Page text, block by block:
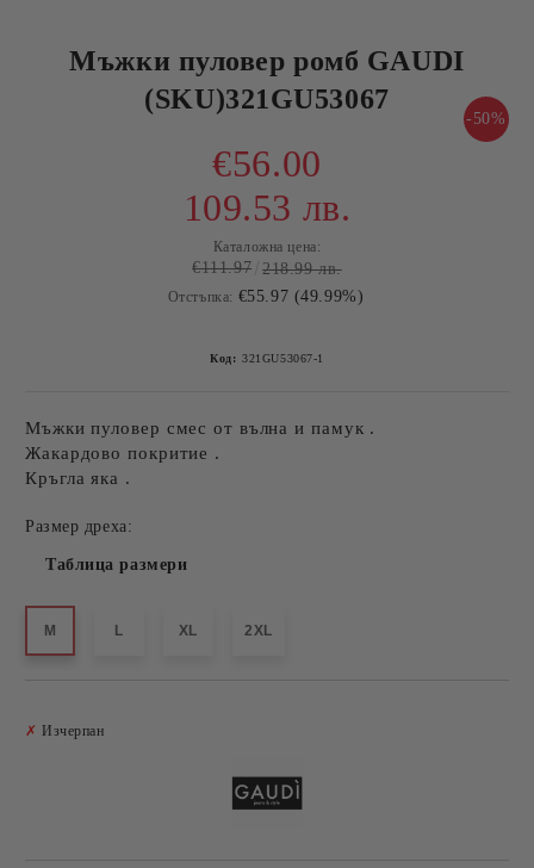
Мъжки пуловер ромб GAUDI
(SKU)321GU53067
-50%
€56.00
109.53 лв.
Каталожна цена:
€111.97 218.99 лв.
Отстъпка: €55.97 (49.99%)
Код: 321GU53067-1
Мъжки пуловер смес от вълна и памук .
Жакардово покритие .
Кръгла яка .
Размер дреха:
Таблица размери
M L XL 2XL
✗ Изчерпан